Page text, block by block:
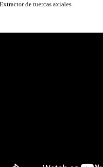
Extractor de tuercas axiales.